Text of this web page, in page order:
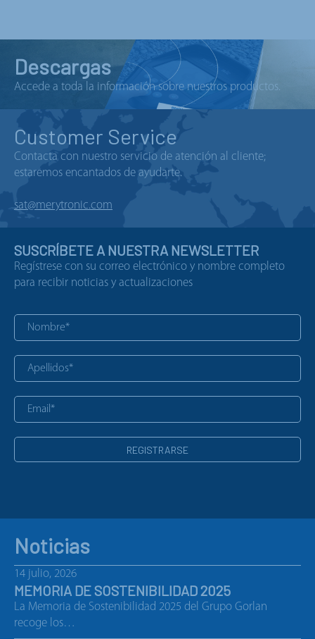
Descargas
Accede a toda la información sobre nuestros productos.
Customer Service
Contacta con nuestro servicio de atención al cliente;
estaremos encantados de ayudarte.
sat@merytronic.com
SUSCRÍBETE A NUESTRA NEWSLETTER
Regístrese con su correo electrónico y nombre completo
para recibir noticias y actualizaciones
Noticias
14 julio, 2026
MEMORIA DE SOSTENIBILIDAD 2025
La Memoria de Sostenibilidad 2025 del Grupo Gorlan
recoge los…